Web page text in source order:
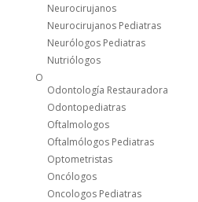
Neurocirujanos
Neurocirujanos Pediatras
Neurólogos Pediatras
Nutriólogos
O
Odontología Restauradora
Odontopediatras
Oftalmologos
Oftalmólogos Pediatras
Optometristas
Oncólogos
Oncologos Pediatras